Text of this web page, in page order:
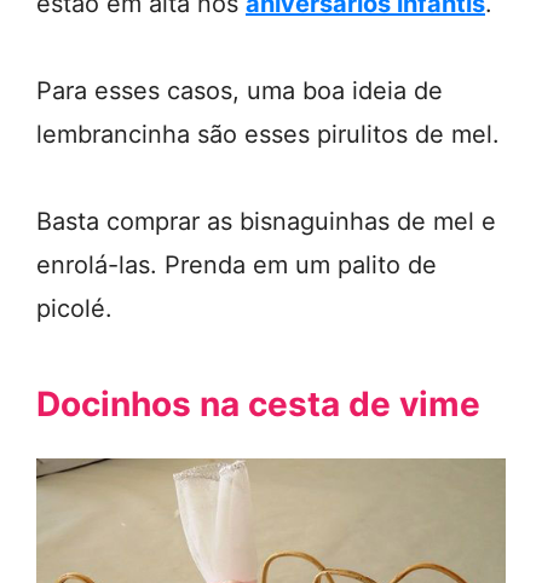
Para esses casos, uma boa ideia de
lembrancinha são esses pirulitos de mel.
Basta comprar as bisnaguinhas de mel e
enrolá-las. Prenda em um palito de
picolé.
Docinhos na cesta de vime